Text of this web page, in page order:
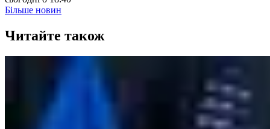
Більше новин
Читайте також